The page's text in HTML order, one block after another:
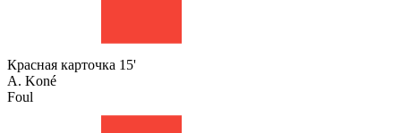
Красная карточка 15'
A. Koné
Foul